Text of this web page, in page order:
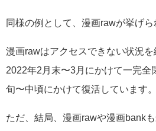
同様の例として、漫画rawが挙げら
漫画rawはアクセスできない状況
2022年2月末〜3月にかけて一完全
旬〜中頃にかけて復活しています。
ただ、結局、漫画rawや漫画bank